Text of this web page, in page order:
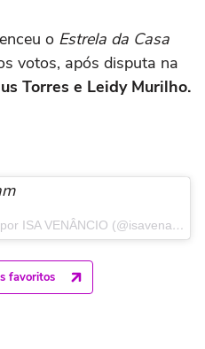
o Estrela da Casa
votos, após disputa na
Torres e Leidy Murilho.
Uma publicação compartilhada por ISA VENÂNCIO (@isavenancioo_)
favoritos